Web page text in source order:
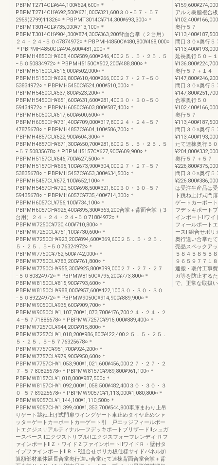
PBPMT2714CL¥644,100¥624,600○＊
PBPMT2714CH¥692,500¥671,000¥321,600３０−５７・５７
2959(2799)11326○＊PBPMT3014C¥714,300¥693,300○＊
PBPMT3014CL¥735,000¥713,100○＊
PBPMT3014CH¥904,300¥874,300¥363,200背面合掌（２台用）
２４・２４−５０47874972○＊PBPMH4850C¥480,800¥468,000○
＊PBPMH4850CL¥494,600¥481,200○＊
PBPMH4850CH¥608,400¥589,600¥246,400２５．５・２５．５
−５０50834972○＊PBPMH5150C¥502,200¥488,800○＊
PBPMH5150CL¥516,000¥502,000○＊
PBPMH5150CH¥629,800¥610,400¥266,000２７・２７−５０
53834972○＊PBPMH5450C¥524,000¥510,000○＊
PBPMH5450CL¥537,800¥523,200○＊
PBPMH5450CH¥651,600¥631,600¥281,400３０・３０−５０
59434972○＊PBPMH6050C¥603,800¥587,400○＊
PBPMH6050CL¥617,600¥600,600○＊
PBPMH6050CH¥731,400¥709,000¥317,800２４・２４−５７
47875678○＊PBPMH4857C¥604,100¥586,700○＊
PBPMH4857CL¥622,900¥604,300○＊
PBPMH4857CH¥671,300¥650,700¥281,600２５．５・２５．５
−５７50835678○＊PBPMH5157C¥627,900¥609,900○＊
PBPMH5157CL¥646,700¥627,500○＊
PBPMH5157CH¥695,100¥673,900¥304,000２７・２７−５７
53835678○＊PBPMH5457C¥653,300¥634,500○＊
PBPMH5457CL¥672,100¥652,100○＊
PBPMH5457CH¥720,500¥698,500¥321,600３０・３０−５７
59435678○＊PBPMH6057C¥735,400¥714,300○＊
PBPMH6057CL¥756,100¥734,100○＊
PBPMH6057CH¥925,400¥895,300¥363,200合掌＋背面合掌（３
台用）２４・２４・２４−５０71884972○＊
PBPMW7250C¥730,400¥710,800○＊
PBPMW7250CL¥751,100¥730,600○＊
PBPMW7250CH¥923,200¥894,600¥369,600２５．５・２５．
５・２５．５−５０76324972○＊
PBPMW7750C¥762,500¥742,000○＊
PBPMW7750CL¥783,200¥761,800○＊
PBPMW7750CH¥955,300¥925,800¥399,000２７・２７・２７
−５０80824972○＊PBPMW8150C¥795,200¥773,800○＊
PBPMW8150CL¥815,900¥793,600○＊
PBPMW8150CH¥988,000¥957,600¥422,100３０・３０・３０
−５０89224972○＊PBPMW9050C¥914,900¥889,900○＊
PBPMW9050CL¥935,600¥909,700○＊
PBPMW9050CH¥1,107,700¥1,073,700¥476,700２４・２４・２
４−５７71885678○＊PBPMW7257C¥916,000¥889,400○＊
PBPMW7257CL¥944,200¥915,800○＊
PBPMW7257CH¥1,018,200¥986,800¥422,400２５．５・２５．
５・２５．５−５７76325678○＊
PBPMW7757C¥951,700¥924,200○＊
PBPMW7757CL¥979,900¥950,600○＊
PBPMW7757CH¥1,053,900¥1,021,600¥456,000２７・２７・２
７−５７80825678○＊PBPMW8157C¥989,800¥961,100○＊
PBPMW8157CL¥1,018,000¥987,500○＊
PBPMW8157CH¥1,092,000¥1,058,500¥482,400３０・３０・３
０−５７89225678○＊PBPMW9057C¥1,113,000¥1,080,800○＊
PBPMW9057CL¥1,144,100¥1,110,500○＊
PBPMW9057CH¥1,399,400¥1,353,700¥544,800車庫まわり上吊
りゲート跳ね上げ式門扉ウイングゲート車止めタイヤ止めシャ
ッターゲートカーポートカーゲート引 戸エッジフィールポー
トエクジスＵアルティナルーフデッキポートブリザードⅡシュガ
ースペースⅡエクジストリプルRエクジスフォーフレンディ-Ｒフ
ァインポートⅡＺ・ワイドＺファインポートⅡワイドＲ・壁付タ
イプファインポートⅡＲ・F組合せポリカ板仕様サイドパネル加
算額部材単体延長合掌奥行違い合掌たて連棟背面合掌合掌＋背
アルミ樹脂複合
奥行５７
間口３０×奥行５
延長奥行５０＋
奥行５７＋１４
間口３０×奥行５
合掌奥行５０
奥行５７
間口３０×奥行５
たて連棟奥行５
奥行５７＋５７
間口３０×奥行５
は受注生産品は
ト跳ね上げ式門
ゲートカーポー
フデッキポート
インポートⅡワイ
フィールポート
ースⅡ組合せポリ
奥行違い合掌た
売品スペックア
５８４５８５５
９６５９７７１
運搬・取付工事
ガ等を防止する
で、正常な取扱